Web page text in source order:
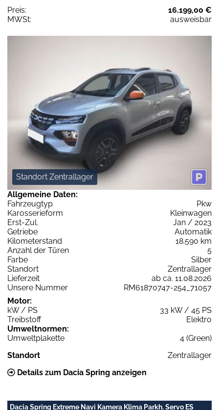
Preis:
16.199,00 €
MWSt:
ausweisbar
Standort Zentrallager
Allgemeine Daten:
Fahrzeugtyp
Pkw
Karosserieform
Kleinwagen
Erst-Zul.
Jan / 2023
Getriebe
Automatik
Kilometerstand
18.590 km
Anzahl der Türen
5
Farbe
Silber
Standort
Zentrallager
Lieferzeit
ab ca. 11.08.2026
Unsere Nummer
RM61870747-254_71057
Motor:
kW / PS
33 kW / 45 PS
Treibstoff
Elektro
Umweltnormen:
Umweltplakette
4 (Green)
Standort
Zentrallager
Details zum Dacia Spring anzeigen
Dacia Spring Extreme Navi Kamera Klima Parkh. Servo ES